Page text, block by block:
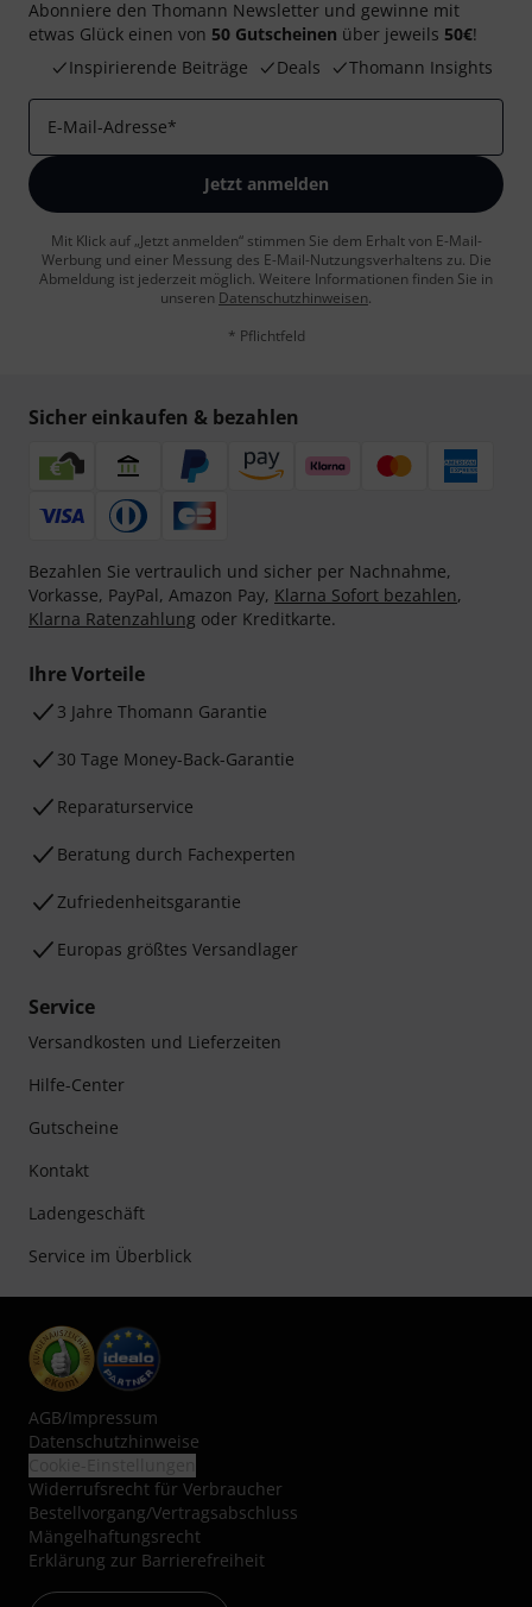
Abonniere den Thomann Newsletter und gewinne mit
etwas Glück einen von 50 Gutscheinen über jeweils 50€!
Inspirierende Beiträge
Deals Thomann Insights
E-Mail-Adresse*
Jetzt anmelden
Mit Klick auf „Jetzt anmelden“ stimmen Sie dem Erhalt von E-Mail-
Werbung und einer Messung des E-Mail-Nutzungsverhaltens zu. Die
Abmeldung ist jederzeit möglich. Weitere Informationen finden Sie in
unseren Datenschutzhinweisen.
* Pflichtfeld
Sicher einkaufen & bezahlen
Bezahlen Sie vertraulich und sicher per Nachnahme,
Vorkasse, PayPal, Amazon Pay, Klarna Sofort bezahlen,
Klarna Ratenzahlung oder Kreditkarte.
Ihre Vorteile
3 Jahre Thomann Garantie
30 Tage Money-Back-Garantie
Reparaturservice
Beratung durch Fachexperten
Zufriedenheitsgarantie
Europas größtes Versandlager
Service
Versandkosten und Lieferzeiten
Hilfe-Center
Gutscheine
Kontakt
Ladengeschäft
Service im Überblick
AGB/Impressum
Datenschutzhinweise
Widerrufsrecht für Verbraucher
Bestellvorgang/Vertragsabschluss
Mängelhaftungsrecht
Erklärung zur Barrierefreiheit